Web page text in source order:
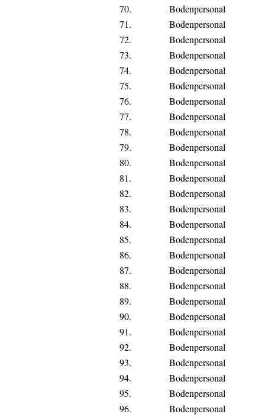
70.
Bodenpersonal
71.
Bodenpersonal
72.
Bodenpersonal
73.
Bodenpersonal
74.
Bodenpersonal
75.
Bodenpersonal
76.
Bodenpersonal
77.
Bodenpersonal
78.
Bodenpersonal
79.
Bodenpersonal
80.
Bodenpersonal
81.
Bodenpersonal
82.
Bodenpersonal
83.
Bodenpersonal
84.
Bodenpersonal
85.
Bodenpersonal
86.
Bodenpersonal
87.
Bodenpersonal
88.
Bodenpersonal
89.
Bodenpersonal
90.
Bodenpersonal
91.
Bodenpersonal
92.
Bodenpersonal
93.
Bodenpersonal
94.
Bodenpersonal
95.
Bodenpersonal
96.
Bodenpersonal